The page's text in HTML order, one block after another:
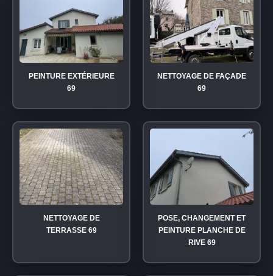
PEINTURE EXTÉRIEURE
69
NETTOYAGE DE FAÇADE
69
NETTOYAGE DE
TERRASSE 69
POSE, CHANGEMENT ET
PEINTURE PLANCHE DE
RIVE 69